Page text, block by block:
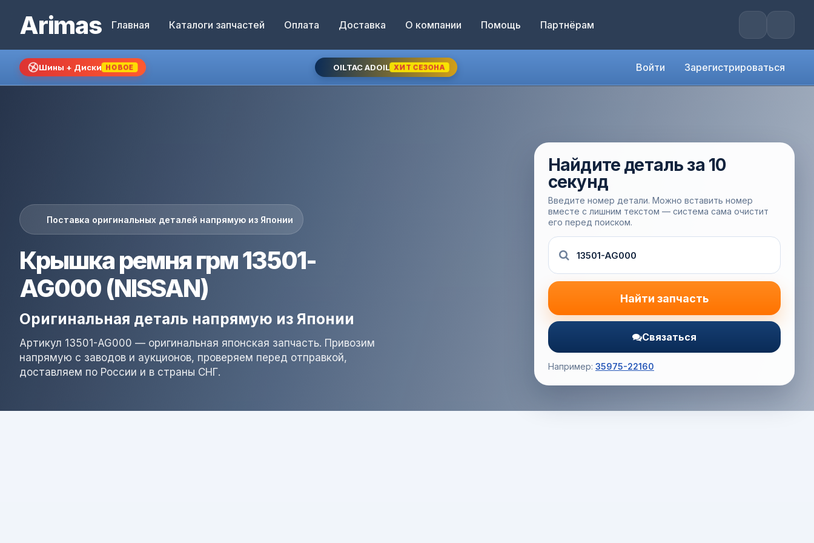
Arimas Главная Каталоги запчастей Оплата Доставка О компании Помощь Партнёрам
Шины + Диски НОВОЕ OILTAC ADOIL ХИТ СЕЗОНА Войти Зарегистрироваться
Поставка оригинальных деталей напрямую из Японии
Крышка ремня грм 13501-
AG000 (NISSAN)
Оригинальная деталь напрямую из Японии
Артикул 13501-AG000 — оригинальная японская запчасть. Привозим
напрямую с заводов и аукционов, проверяем перед отправкой,
доставляем по России и в страны СНГ.
Найдите деталь за 10
секунд
Введите номер детали. Можно вставить номер
вместе с лишним текстом — система сама очистит
его перед поиском.
Найти запчасть
Связаться
Например: 35975-22160